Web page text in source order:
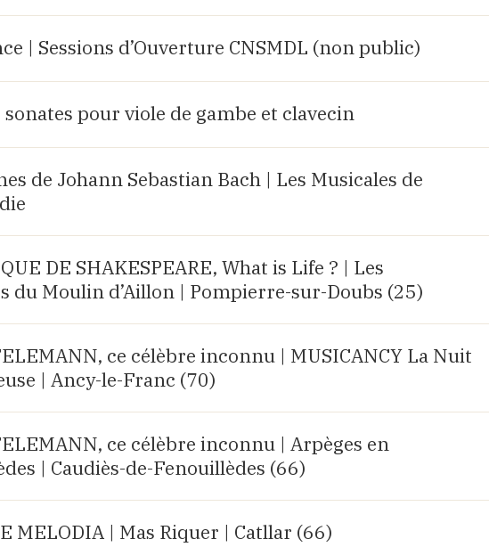
| Sessions d’Ouverture CNSMDL (non public)
sonates pour viole de gambe et clavecin
de Johann Sebastian Bach | Les Musicales de
DE SHAKESPEARE, What is Life ? | Les
du Moulin d’Aillon | Pompierre-sur-Doubs (25)
ce célèbre inconnu | MUSICANCY La Nuit
| Ancy-le-Franc (70)
ce célèbre inconnu | Arpèges en
| Caudiès-de-Fenouillèdes (66)
MELODIA | Mas Riquer | Catllar (66)